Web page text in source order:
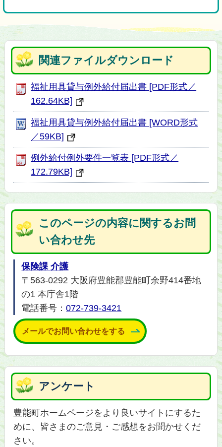
関連ファイルダウンロード
福祉用具貸与例外給付届出書 [PDF形式／
162.64KB]
福祉用具貸与例外給付届出書 [WORD形式
／59KB]
例外給付例外要件一覧表 [PDF形式／
172.79KB]
このページの内容に関するお問
い合わせ先
保険課 介護
〒563-0292 大阪府豊能郡豊能町余野414番地
の1 本庁舎1階
電話番号：072-739-3421
メールでお問い合わせをする
アンケート
豊能町ホームページをより良いサイトにするた
めに、皆さまのご意見・ご感想をお聞かせくだ
さい。